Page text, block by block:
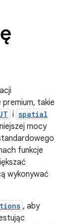
takie
i spatial
mocy
funkcje
wykonywać
, aby